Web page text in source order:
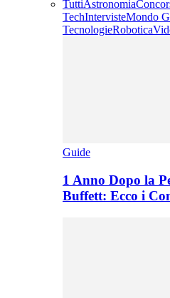
TuttiAstronomia
TechIntervisteMondo
TecnologieRobotica
Guide
1 Anno Dopo la
Buffett: Ecco i